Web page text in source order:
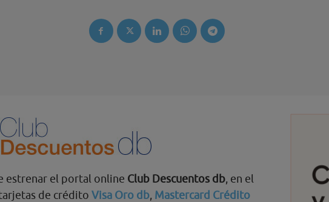
estrenar el portal online Club Descuentos db, en el
de créditoVisa Oro db, Mastercard Crédito